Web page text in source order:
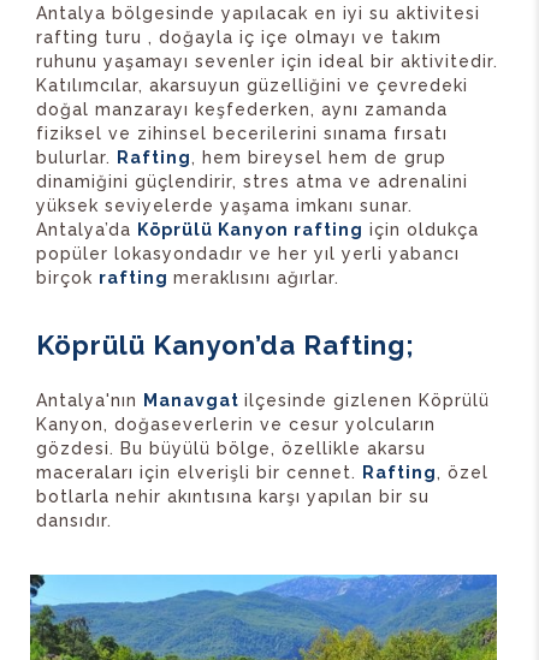
Antalya bölgesinde yapılacak en iyi su aktivitesi
rafting turu , doğayla iç içe olmayı ve takım
ruhunu yaşamayı sevenler için ideal bir aktivitedir.
Katılımcılar, akarsuyun güzelliğini ve çevredeki
doğal manzarayı keşfederken, aynı zamanda
fiziksel ve zihinsel becerilerini sınama fırsatı
bulurlar.
Rafting, hem bireysel hem de grup
dinamiğini güçlendirir, stres atma ve adrenalini
yüksek seviyelerde yaşama imkanı sunar.
Antalya’da Köprülü Kanyon rafting için oldukça
popüler lokasyondadır ve her yıl yerli yabancı
birçok rafting meraklısını ağırlar.
Köprülü Kanyon’da Rafting;
Antalya'nın Manavgat ilçesinde gizlenen Köprülü
Kanyon, doğaseverlerin ve cesur yolcuların
gözdesi. Bu büyülü bölge, özellikle akarsu
maceraları için elverişli bir cennet.
Rafting, özel
botlarla nehir akıntısına karşı yapılan bir su
dansıdır.